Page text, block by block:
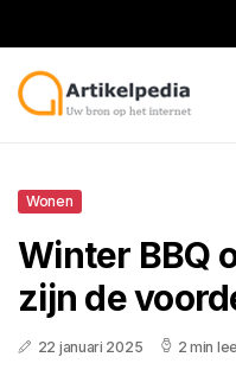
Wonen
Winter BBQ
zijn de
22 januari 2025 2 min